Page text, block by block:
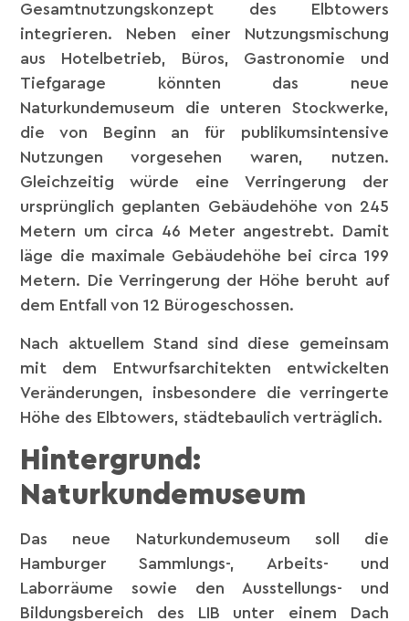
Gesamtnutzungskonzept des Elbtowers
integrieren. Neben einer Nutzungsmischung
aus Hotelbetrieb, Büros, Gastronomie und
Tiefgarage könnten das neue
Naturkundemuseum die unteren Stockwerke,
die von Beginn an für publikumsintensive
Nutzungen vorgesehen waren, nutzen.
Gleichzeitig würde eine Verringerung der
ursprünglich geplanten Gebäudehöhe von 245
Metern um circa 46 Meter angestrebt. Damit
läge die maximale Gebäudehöhe bei circa 199
Metern. Die Verringerung der Höhe beruht auf
dem Entfall von 12 Bürogeschossen.
Nach aktuellem Stand sind diese gemeinsam
mit dem Entwurfsarchitekten entwickelten
Veränderungen, insbesondere die verringerte
Höhe des Elbtowers, städtebaulich verträglich.
Hintergrund:
Naturkundemuseum
Das neue Naturkundemuseum soll die
Hamburger Sammlungs-, Arbeits- und
Laborräume sowie den Ausstellungs- und
Bildungsbereich des LIB unter einem Dach